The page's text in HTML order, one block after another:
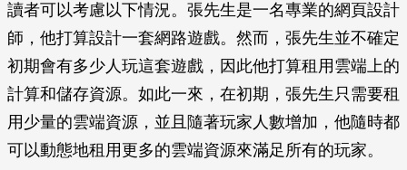
讀者可以考慮以下情況。張先生是一名專業的網頁設計
師，他打算設計一套網路遊戲。然而，張先生並不確定
初期會有多少人玩這套遊戲，因此他打算租用雲端上的
計算和儲存資源。如此一來，在初期，張先生只需要租
用少量的雲端資源，並且隨著玩家人數增加，他隨時都
可以動態地租用更多的雲端資源來滿足所有的玩家。